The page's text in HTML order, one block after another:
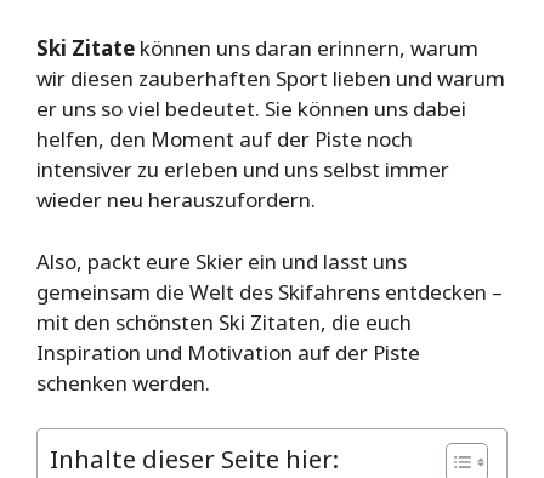
Ski Zitate können uns daran erinnern, warum
wir diesen zauberhaften Sport lieben und warum
er uns so viel bedeutet. Sie können uns dabei
helfen, den Moment auf der Piste noch
intensiver zu erleben und uns selbst immer
wieder neu herauszufordern.
Also, packt eure Skier ein und lasst uns
gemeinsam die Welt des Skifahrens entdecken –
mit den schönsten Ski Zitaten, die euch
Inspiration und Motivation auf der Piste
schenken werden.
Inhalte dieser Seite hier: